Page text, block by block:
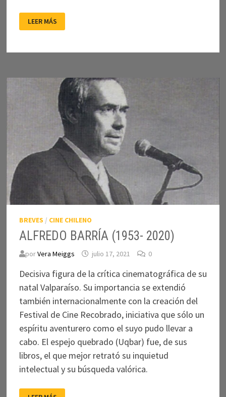
MEDIA
LEER MÁS
BREVES / CINE CHILENO
ALFREDO BARRÍA (1953- 2020)
porVera Meiggs julio 17, 2021 0
Decisiva figura de la crítica cinematográfica de su
natal Valparaíso. Su importancia se extendió
también internacionalmente con la creación del
Festival de Cine Recobrado, iniciativa que sólo un
espíritu aventurero como el suyo pudo llevar a
cabo. El espejo quebrado (Uqbar) fue, de sus
libros, el que mejor retrató su inquietud
intelectual y su búsqueda valórica.
ALFREDO